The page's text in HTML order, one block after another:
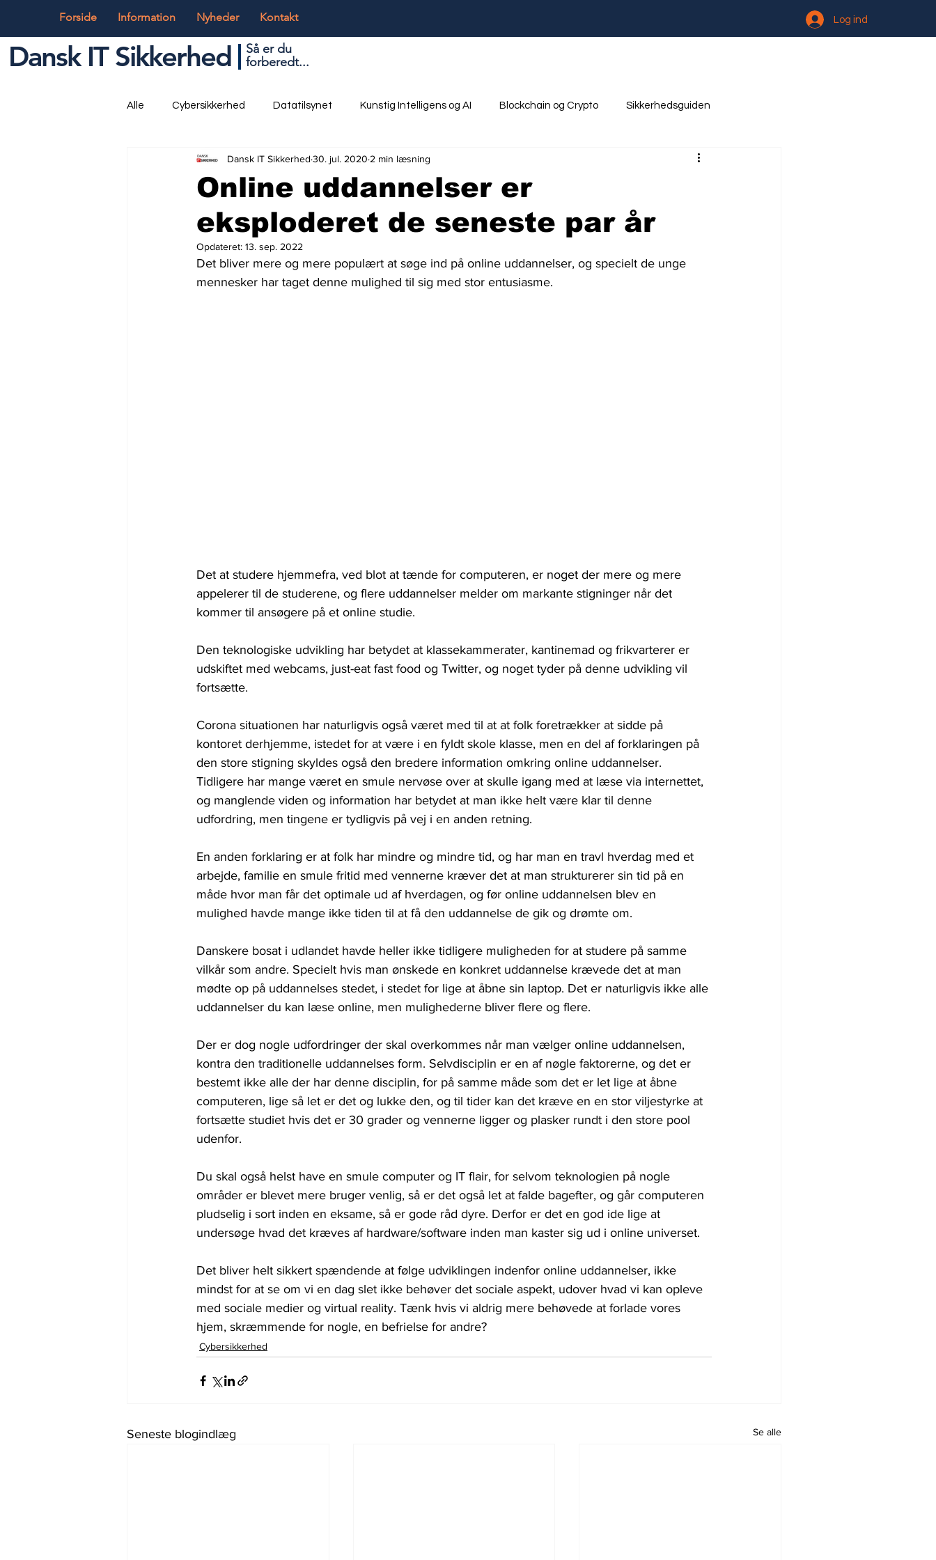
Forside Information Nyheder Kontakt Log ind
Dansk IT Sikkerhed
Så er du
forberedt...
Alle Cybersikkerhed Datatilsynet Kunstig Intelligens og AI Blockchain og Crypto Sikkerhedsguiden
Globalt og Digitalt IT og Teknik Ungdom og Uddannelse
Online uddannelser er
eksploderet de seneste par år
Dansk IT Sikkerhed 30. jul. 2020 2 min læsning
Opdateret: 13. sep. 2022
Det bliver mere og mere populært at søge ind på online uddannelser, og specielt de unge
mennesker har taget denne mulighed til sig med stor entusiasme.
Det at studere hjemmefra, ved blot at tænde for computeren, er noget der mere og mere
appelerer til de studerene, og flere uddannelser melder om markante stigninger når det
kommer til ansøgere på et online studie.
Den teknologiske udvikling har betydet at klassekammerater, kantinemad og frikvarterer er
udskiftet med webcams, just-eat fast food og Twitter, og noget tyder på denne udvikling vil
fortsætte.
Corona situationen har naturligvis også været med til at at folk foretrækker at sidde på
kontoret derhjemme, istedet for at være i en fyldt skole klasse, men en del af forklaringen på
den store stigning skyldes også den bredere information omkring online uddannelser.
Tidligere har mange været en smule nervøse over at skulle igang med at læse via internettet,
og manglende viden og information har betydet at man ikke helt være klar til denne
udfordring, men tingene er tydligvis på vej i en anden retning.
En anden forklaring er at folk har mindre og mindre tid, og har man en travl hverdag med et
arbejde, familie en smule fritid med vennerne kræver det at man strukturerer sin tid på en
måde hvor man får det optimale ud af hverdagen, og før online uddannelsen blev en
mulighed havde mange ikke tiden til at få den uddannelse de gik og drømte om.
Danskere bosat i udlandet havde heller ikke tidligere muligheden for at studere på samme
vilkår som andre. Specielt hvis man ønskede en konkret uddannelse krævede det at man
mødte op på uddannelses stedet, i stedet for lige at åbne sin laptop. Det er naturligvis ikke alle
uddannelser du kan læse online, men mulighederne bliver flere og flere.
Der er dog nogle udfordringer der skal overkommes når man vælger online uddannelsen,
kontra den traditionelle uddannelses form. Selvdisciplin er en af nøgle faktorerne, og det er
bestemt ikke alle der har denne disciplin, for på samme måde som det er let lige at åbne
computeren, lige så let er det og lukke den, og til tider kan det kræve en en stor viljestyrke at
fortsætte studiet hvis det er 30 grader og vennerne ligger og plasker rundt i den store pool
udenfor.
Du skal også helst have en smule computer og IT flair, for selvom teknologien på nogle
områder er blevet mere bruger venlig, så er det også let at falde bagefter, og går computeren
pludselig i sort inden en eksame, så er gode råd dyre. Derfor er det en god ide lige at
undersøge hvad det kræves af hardware/software inden man kaster sig ud i online universet.
Det bliver helt sikkert spændende at følge udviklingen indenfor online uddannelser, ikke
mindst for at se om vi en dag slet ikke behøver det sociale aspekt, udover hvad vi kan opleve
med sociale medier og virtual reality. Tænk hvis vi aldrig mere behøvede at forlade vores
hjem, skræmmende for nogle, en befrielse for andre?
Cybersikkerhed
Seneste blogindlæg Se alle